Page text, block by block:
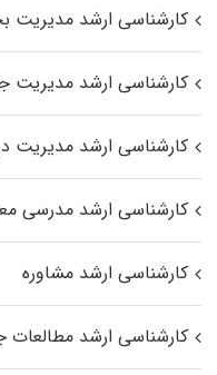
کارشناسی ارشد مدیریت
کارشناسی ارشد مدیریت
کارشناسی ارشد مدیریت
کارشناسی ارشد مدرسی
کارشناسی ارشد مشاوره
کارشناسی ارشد مطالعات